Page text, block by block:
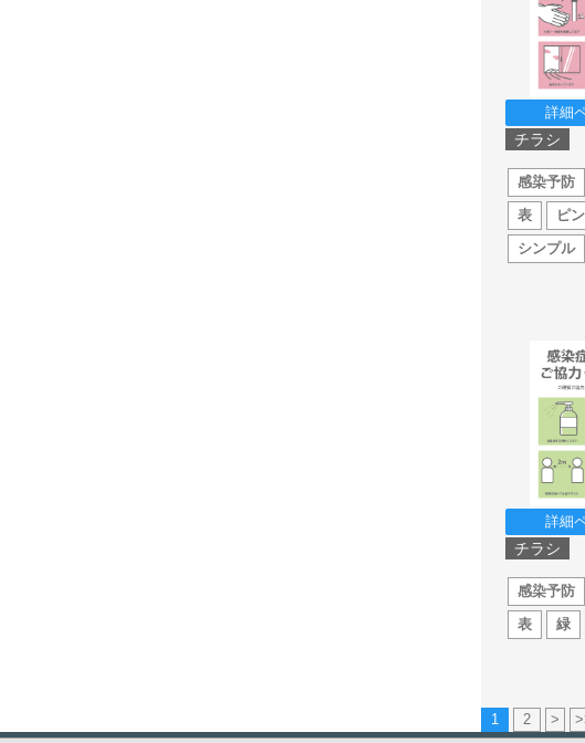
詳細
チラシ
感染予防
表
ピ
シンプル
詳細
チラシ
感染予防
表
緑
1 2 >